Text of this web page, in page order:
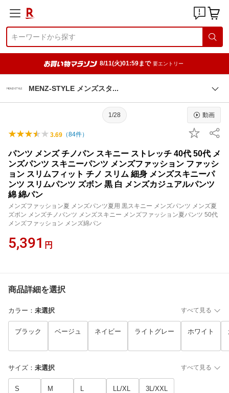
8/11(火)01:59まで 要エントリー
MENZ-STYLE メンズスタ
1/28 動画
3.69 （84件）
パンツ メンズ チノパン スキニー ストレッチ 40代 50代 メ
ンズパンツ スキニーパンツ メンズファッション ファッシ
ョン スリムフィット チノ スリム 細身 メンズスキニーパ
ンツ スリムパンツ ズボン 黒 白 メンズカジュアルパンツ
綿 綿パン
メンズファッション夏 メンズパンツ夏用 黒スキニー メンズパンツ メンズ夏
ズボン メンズチノパンツ メンズスキニー メンズファッション夏パンツ 50代
メンズファッション メンズ綿パン
5,391 円
商品詳細を選択
カラー ： 未選択 すべて見る
ブラック ベージュ ネイビー ライトグレー ホワイト
サイズ ： 未選択 すべて見る
S M L LL/XL 3L/XXL